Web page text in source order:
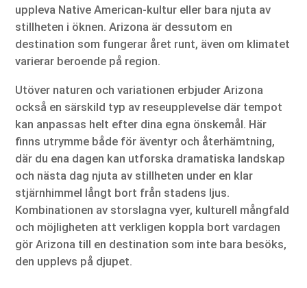
uppleva Native American-kultur eller bara njuta av
stillheten i öknen. Arizona är dessutom en
destination som fungerar året runt, även om klimatet
varierar beroende på region.
Utöver naturen och variationen erbjuder Arizona
också en särskild typ av reseupplevelse där tempot
kan anpassas helt efter dina egna önskemål. Här
finns utrymme både för äventyr och återhämtning,
där du ena dagen kan utforska dramatiska landskap
och nästa dag njuta av stillheten under en klar
stjärnhimmel långt bort från stadens ljus.
Kombinationen av storslagna vyer, kulturell mångfald
och möjligheten att verkligen koppla bort vardagen
gör Arizona till en destination som inte bara besöks,
den upplevs på djupet.